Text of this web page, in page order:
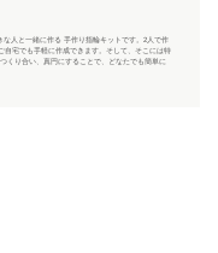
人と一緒に作る 手作り指輪キットです。2人で作
自宅でも手軽に作成できます。そして、そこには特
くり合い、真円にすることで、どなたでも簡単に